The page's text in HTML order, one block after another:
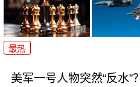
最热
美军一号人物突然“反水